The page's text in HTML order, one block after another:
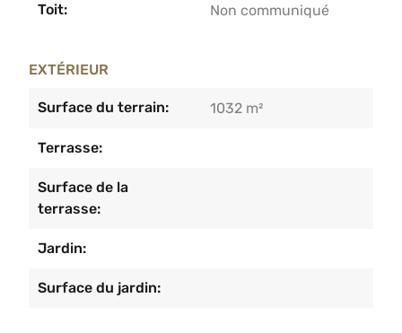
Toit: Non communiqué
EXTÉRIEUR
Surface du terrain: 1032 m²
Terrasse:
Surface de la
terrasse:
Jardin:
Surface du jardin: